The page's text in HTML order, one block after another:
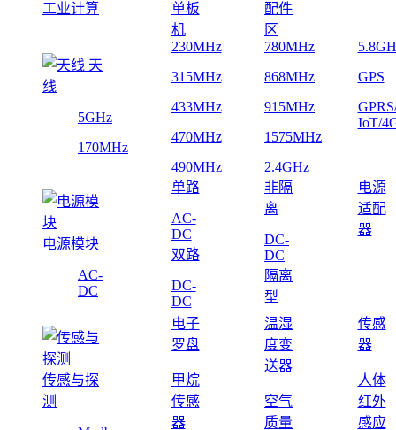
工业计算
单板
机
配件
区
天
线
5GHz
170MHz
230MHz
315MHz
433MHz
470MHz
490MHz
780MHz
868MHz
915MHz
1575MHz
2.4GHz
GPS
IoT/
电源模块
AC-
DC
单路
AC-
DC
双路
DC-
DC
非隔
离
DC-
DC
隔离
型
电源
适配
器
传感与探
测
电子
罗盘
甲烷
传感
器
温湿
度变
送器
空气
质量
传感
器
人体
红外
感应